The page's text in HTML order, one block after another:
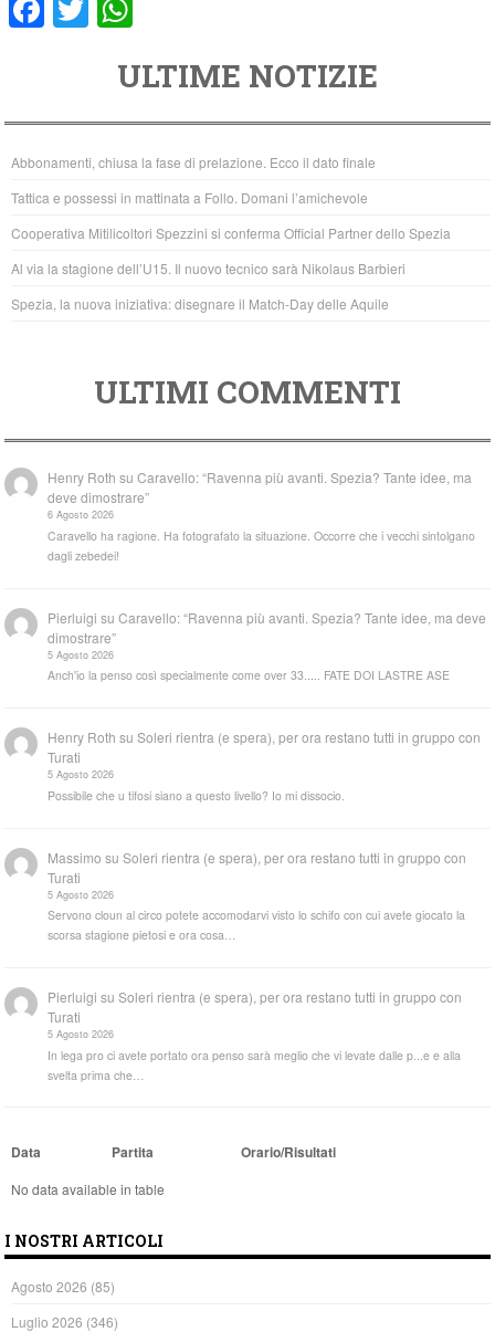
a
e
b
o
o
k
wi
er
at
s
A
p
p
ULTIME NOTIZIE
Abbonamenti, chiusa la fase di prelazione. Ecco il dato finale
Tattica e possessi in mattinata a Follo. Domani l’amichevole
Cooperativa Mitilicoltori Spezzini si conferma Official Partner dello Spezia
Al via la stagione dell’U15. Il nuovo tecnico sarà Nikolaus Barbieri
Spezia, la nuova iniziativa: disegnare il Match-Day delle Aquile
ULTIMI COMMENTI
Henry Roth suCaravello: “Ravenna più avanti. Spezia? Tante idee, ma
deve dimostrare”
6 Agosto 2026
Caravello ha ragione. Ha fotografato la situazione. Occorre che i vecchi sintolgano
dagli zebedei!
Pierluigi suCaravello: “Ravenna più avanti. Spezia? Tante idee, ma deve
dimostrare”
5 Agosto 2026
Anch'io la penso così specialmente come over 33..... FATE DOI LASTRE ASE
Henry Roth suSoleri rientra (e spera), per ora restano tutti in gruppo con
Turati
5 Agosto 2026
Possibile che u tifosi siano a questo livello? Io mi dissocio.
Massimo suSoleri rientra (e spera), per ora restano tutti in gruppo con
Turati
5 Agosto 2026
Servono cloun al circo potete accomodarvi visto lo schifo con cui avete giocato la
scorsa stagione pietosi e ora cosa…
Pierluigi suSoleri rientra (e spera), per ora restano tutti in gruppo con
Turati
5 Agosto 2026
In lega pro ci avete portato ora penso sarà meglio che vi levate dalle p...e e alla
svelta prima che…
Data Partita Orario/Risultati
No data available in table
I NOSTRI ARTICOLI
Agosto 2026 (85)
Luglio 2026 (346)